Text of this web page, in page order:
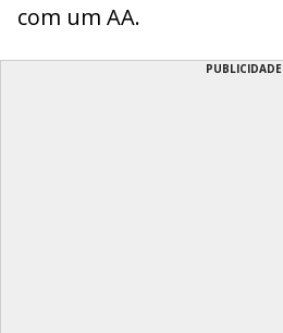
com um AA.
PUBLICIDADE